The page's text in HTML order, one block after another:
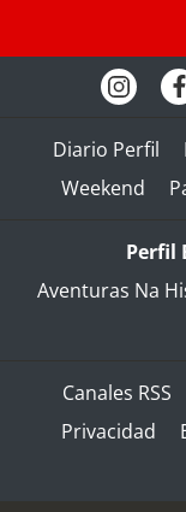
Diario Perfil
Weekend
Perfil
Aventuras Na
Canales RSS
Privacidad